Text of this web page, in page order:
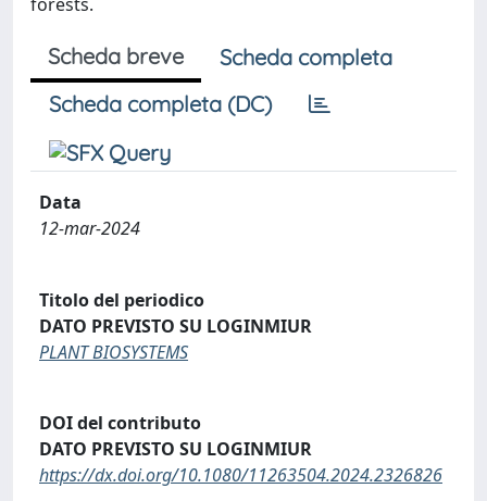
Scheda breve
Scheda completa
Scheda completa (DC)
Data
12-mar-2024
Titolo del periodico
DATO PREVISTO SU LOGINMIUR
PLANT BIOSYSTEMS
DOI del contributo
DATO PREVISTO SU LOGINMIUR
https://dx.doi.org/10.1080/11263504.2024.2326826